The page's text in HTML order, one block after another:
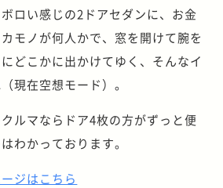
ロい感じの2ドアセダンに、お金
モノが何人かで、窓を開けて腕を
どこかに出かけてゆく、そんなイ
現在空想モード）。
ルマならドア4枚の方がずっと便
わかっております。
ジはこちら